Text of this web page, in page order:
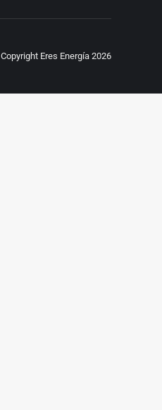
Copyright Eres Energía 2026